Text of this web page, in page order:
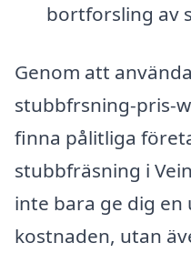
bortforsling av
Genom att
stubbfrsning-pris-
finna pålitliga
stubbfräsning i
inte bara ge dig
kostnaden, utan